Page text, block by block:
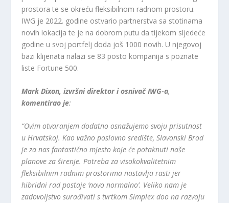
prostora te se okreću fleksibilnom radnom prostoru.
IWG je 2022. godine ostvario partnerstva sa stotinama
novih lokacija te je na dobrom putu da tijekom sljedeće
godine u svoj portfelj doda još 1000 novih. U njegovoj
bazi klijenata nalazi se 83 posto kompanija s poznate
liste Fortune 500.
Mark Dixon, izvršni direktor i osnivač IWG-a,
komentirao je:
“Ovim otvaranjem dodatno osnažujemo svoju prisutnost
u Hrvatskoj. Kao važno poslovno središte, Slavonski Brod
je za nas fantastično mjesto koje će potaknuti naše
planove za širenje. Potreba za visokokvalitetnim
fleksibilnim radnim prostorima nastavlja rasti jer
hibridni rad postaje ‘novo normalno’. Veliko nam je
zadovoljstvo surađivati ​​s tvrtkom Simplex doo na razvoju